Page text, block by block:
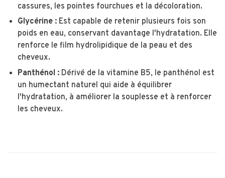
cassures, les pointes fourchues et la décoloration.
Glycérine : Est capable de retenir plusieurs fois son
poids en eau, conservant davantage l'hydratation. Elle
renforce le film hydrolipidique de la peau et des
cheveux.
Panthénol : Dérivé de la vitamine B5, le panthénol est
un humectant naturel qui aide à équilibrer
l'hydratation, à améliorer la souplesse et à renforcer
les cheveux.